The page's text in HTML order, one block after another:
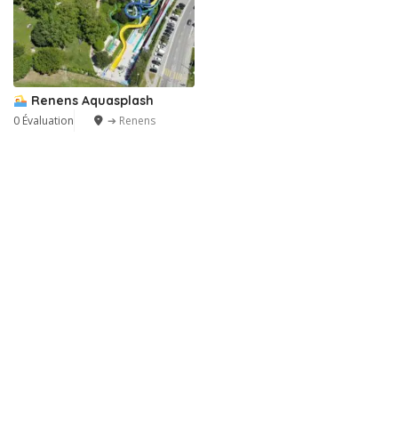
Renens Aquasplash
0 Évaluation ➔ Renens